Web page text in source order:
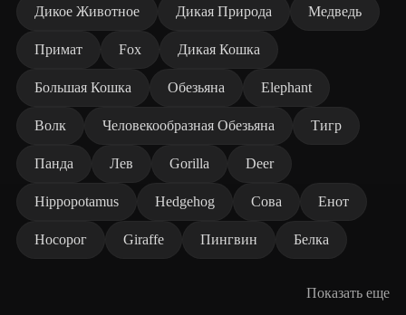
Дикое Животное Дикая Природа Медведь
Примат Fox Дикая Кошка
Большая Кошка Обезьяна Elephant
Волк Человекообразная Обезьяна Тигр
Панда Лев Gorilla Deer
Hippopotamus Hedgehog Сова Енот
Носорог Giraffe Пингвин Белка
Показать еще